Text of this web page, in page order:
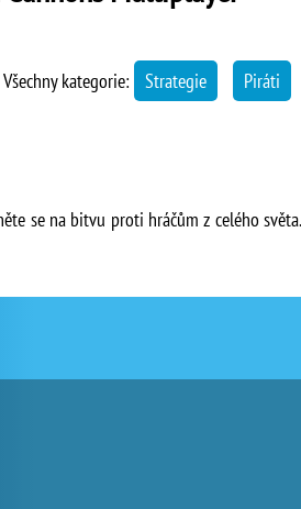
Všechny kategorie: Strategie Piráti
se na bitvu proti hráčům z celého